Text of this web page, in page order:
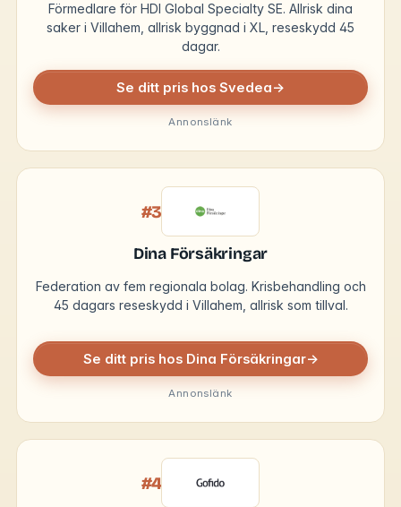
Förmedlare för HDI Global Specialty SE. Allrisk dina
saker i Villahem, allrisk byggnad i XL, reseskydd 45
dagar.
Se ditt pris hos Svedea→
Annonslänk
#3
Dina Försäkringar
Federation av fem regionala bolag. Krisbehandling och
45 dagars reseskydd i Villahem, allrisk som tillval.
Se ditt pris hos Dina Försäkringar→
Annonslänk
#4